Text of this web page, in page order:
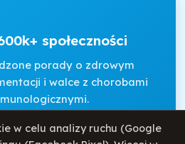
społeczności
porady o zdrowym
i walce z chorobami
w celu analizy ruchu (Google